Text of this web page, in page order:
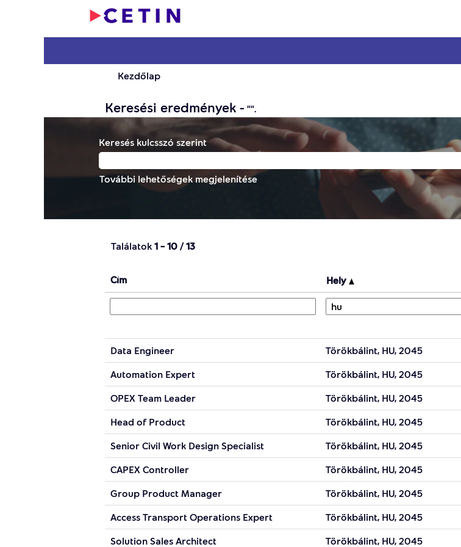
Kezdőlap
Keresési eredmények - "".
Keresés kulcsszó szerint
További lehetőségek megjelenítése
Találatok 1 – 10 /13
Cím Hely
Data Engineer Törökbálint, HU, 2045
Automation Expert Törökbálint, HU, 2045
OPEX Team Leader Törökbálint, HU, 2045
Head of Product Törökbálint, HU, 2045
Senior Civil Work Design Specialist Törökbálint, HU, 2045
CAPEX Controller Törökbálint, HU, 2045
Group Product Manager Törökbálint, HU, 2045
Access Transport Operations Expert Törökbálint, HU, 2045
Solution Sales Architect Törökbálint, HU, 2045